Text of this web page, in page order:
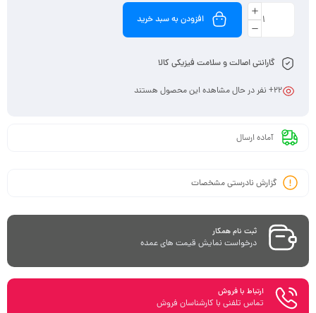
افزودن به سبد خرید
گارانتی اصالت و سلامت فیزیکی کالا
22+ نفر در حال مشاهده این محصول هستند
آماده ارسال
گزارش نادرستی مشخصات
ثبت نام همکار
درخواست نمایش قیمت های عمده
ارتباط با فروش
تماس تلفنی با کارشناسان فروش